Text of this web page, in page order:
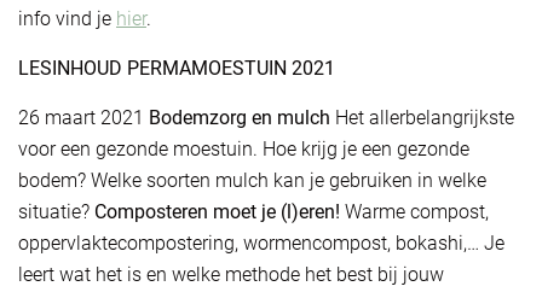
info vind je hier.
LESINHOUD PERMAMOESTUIN 2021
26 maart 2021 Bodemzorg en mulch Het allerbelangrijkste
voor een gezonde moestuin. Hoe krijg je een gezonde
bodem? Welke soorten mulch kan je gebruiken in welke
situatie? Composteren moet je (l)eren! Warme compost,
oppervlaktecompostering, wormencompost, bokashi,… Je
leert wat het is en welke methode het best bij jouw